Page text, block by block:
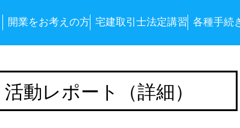
開業をお考えの方 宅建取引士法定講習 各種手続
活動レポート（詳細）